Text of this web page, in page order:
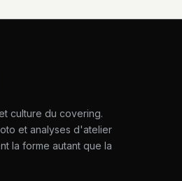
culture du covering.
et analyses d'atelier
la forme autant que la